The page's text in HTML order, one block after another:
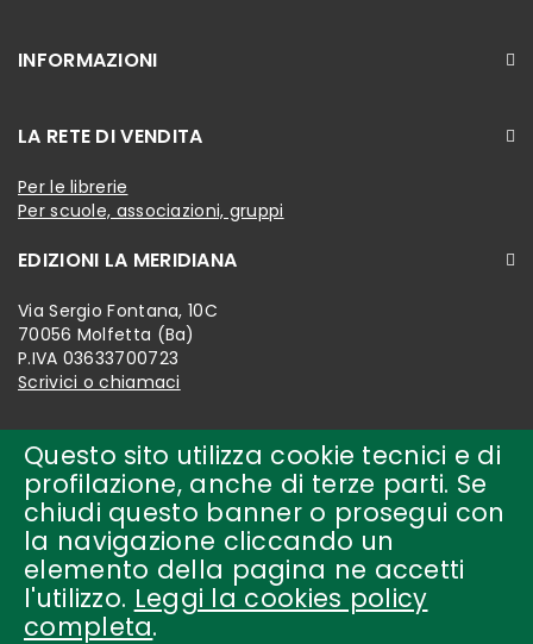
Questo sito utilizza cookie tecnici e di
profilazione, anche di terze parti. Se
chiudi questo banner o prosegui con
la navigazione cliccando un
elemento della pagina ne accetti
l'utilizzo. Leggi la cookies policy
completa.
INFORMAZIONI
LA RETE DI VENDITA
Per le librerie
Per scuole, associazioni, gruppi
EDIZIONI LA MERIDIANA
Via Sergio Fontana, 10C
70056 Molfetta (Ba)
P.IVA 03633700723
Scrivici o chiamaci
Copyright © 2018-present by